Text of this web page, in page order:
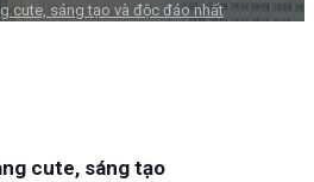
cute, sáng tạo và độc đáo nhất
cute, sáng tạo